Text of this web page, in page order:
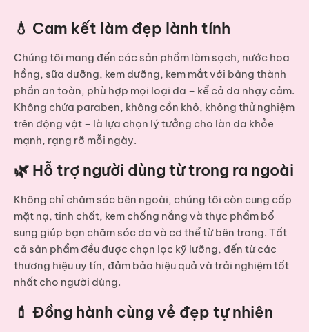
💧 Cam kết làm đẹp lành tính
Chúng tôi mang đến các sản phẩm làm sạch, nước hoa
hồng, sữa dưỡng, kem dưỡng, kem mắtvới bảng thành
phần an toàn, phù hợp mọi loại da – kể cả da nhạy cảm.
Không chứa paraben, không cồn khô, không thử nghiệm
trên động vật – là lựa chọn lý tưởng cho làn da khỏe
mạnh, rạng rỡ mỗi ngày.
🌿 Hỗ trợ người dùng từ trong ra ngoài
Không chỉ chăm sóc bên ngoài, chúng tôi còn cung cấp
mặt nạ, tinh chất, kem chống nắng và thực phẩm bổ
sung giúp bạn chăm sóc da và cơ thể từ bên trong. Tất
cả sản phẩm đều được chọn lọc kỹ lưỡng, đến từ các
thương hiệu uy tín, đảm bảo hiệu quả và trải nghiệm tốt
nhất cho người dùng.
💄 Đồng hành cùng vẻ đẹp tự nhiên